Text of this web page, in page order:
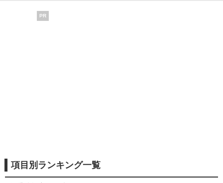
PR
項目別ランキング一覧